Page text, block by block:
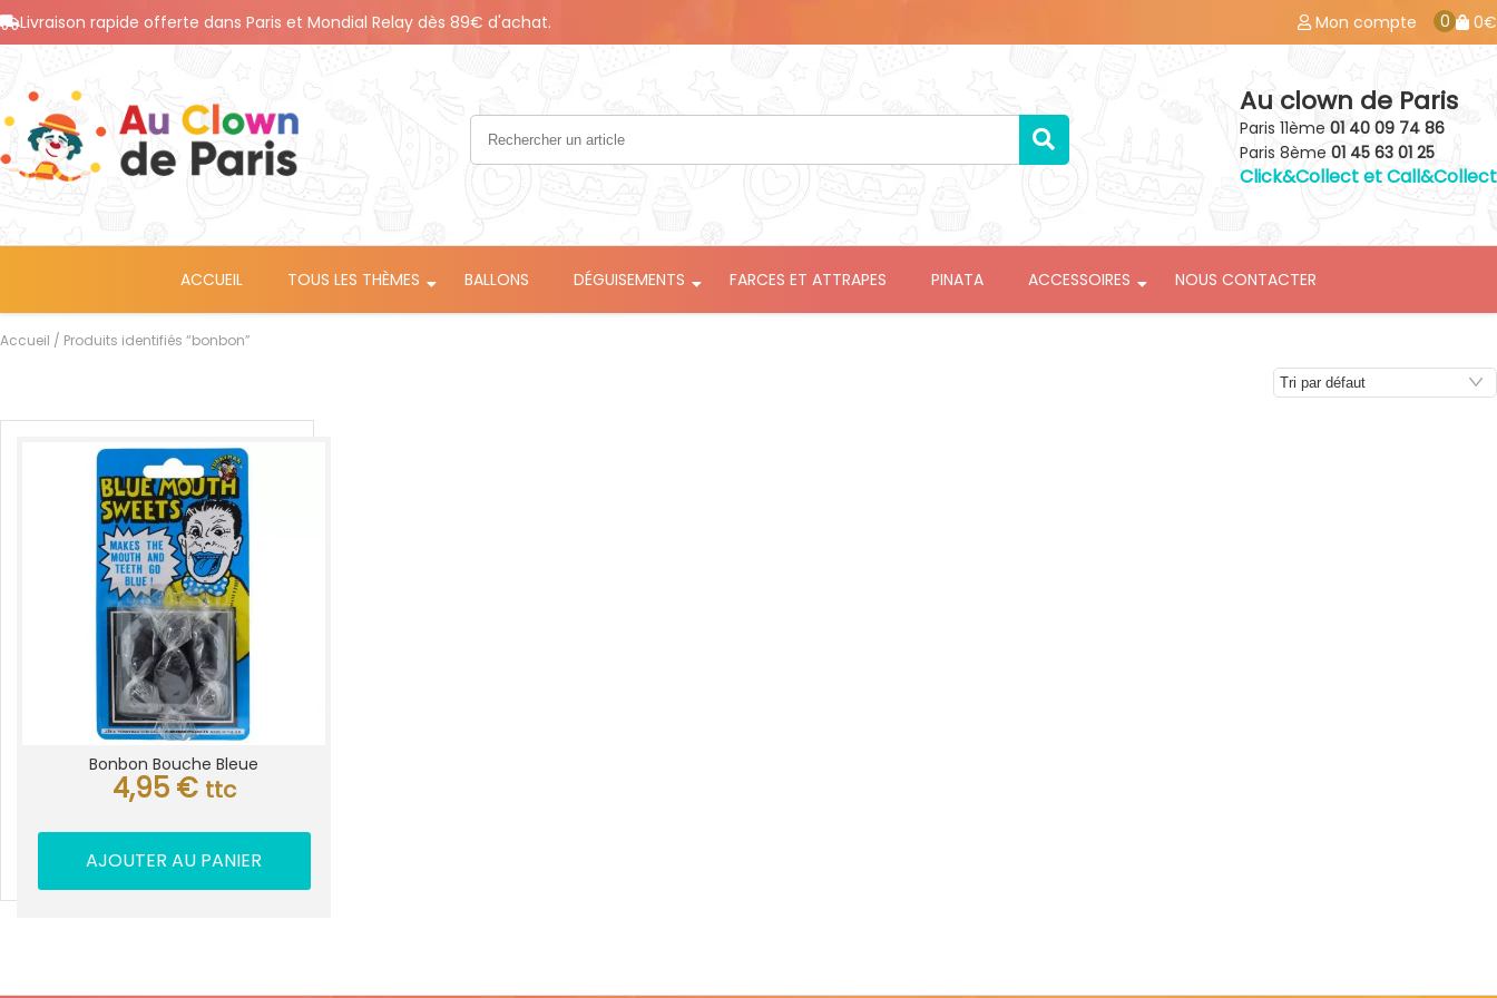
Livraison rapide offerte dans Paris et Mondial Relay dès 89€ d'achat. Mon compte 0 0€
Au clown de Paris
Paris 11ème 01 40 09 74 86
Paris 8ème 01 45 63 01 25
Click&Collect et Call&Collect
ACCUEIL TOUS LES THÈMES BALLONS DÉGUISEMENTS FARCES ET ATTRAPES PINATA ACCESSOIRES NOUS CONTACTER
Accueil / Produits identifiés “bonbon”
Bonbon Bouche Bleue
4,95 € ttc
AJOUTER AU PANIER